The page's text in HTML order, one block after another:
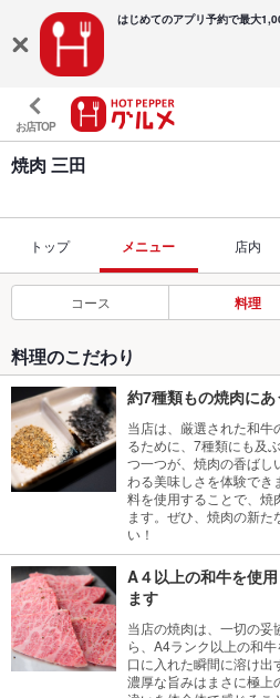
はじめてのアプリ予約で最大
お店TOP
焼肉 三田
トップ メニュー 店内
コース 料理
料理のこだわり
約7種類もの焼肉にあ
当店は、厳選された和牛
るために、7種類にも及
つ一つが、焼肉の香ばし
わる美味しさを体験で
料を使用することで、焼
ます。ぜひ、焼肉の新た
い！
A４以上の和牛を使
ます
当店の焼肉は、一切の
ら、A4ランク以上の和牛
口に入れた瞬間に溶け出
濃厚な旨みはまさに極上